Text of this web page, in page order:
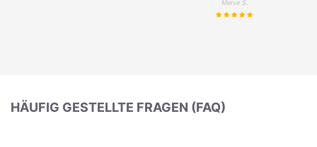
Merve S.
HÄUFIG GESTELLTE FRAGEN (FAQ)